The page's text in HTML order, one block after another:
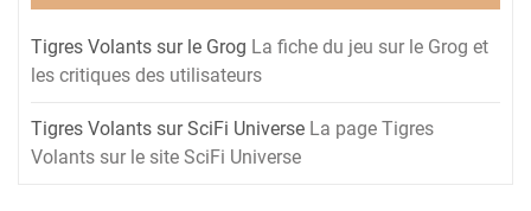
Tigres Volants sur le Grog La fiche du jeu sur le Grog et
les critiques des utilisateurs
Tigres Volants sur SciFi Universe La page Tigres
Volants sur le site SciFi Universe